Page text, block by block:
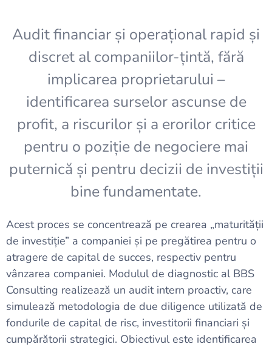
Audit financiar și operațional rapid și
discret al companiilor-țintă, fără
implicarea proprietarului –
identificarea surselor ascunse de
profit, a riscurilor și a erorilor critice
pentru o poziție de negociere mai
puternică și pentru decizii de investiții
bine fundamentate.
Acest proces se concentrează pe crearea „maturității
de investiție” a companiei și pe pregătirea pentru o
atragere de capital de succes, respectiv pentru
vânzarea companiei. Modulul de diagnostic al BBS
Consulting realizează un audit intern proactiv, care
simulează metodologia de due diligence utilizată de
fondurile de capital de risc, investitorii financiari și
cumpărătorii strategici. Obiectivul este identificarea